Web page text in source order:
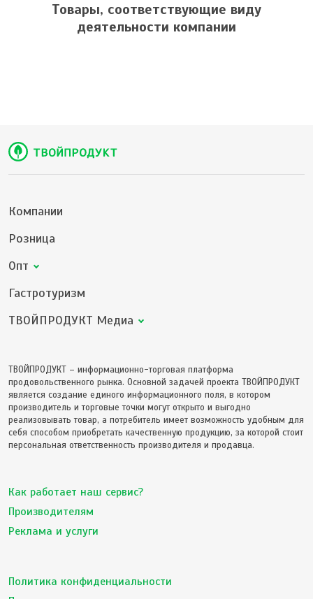
Товары, соответствующие виду
деятельности компании
Компании
Розница
Опт
Гастротуризм
ТВОЙПРОДУКТ Медиа
ТВОЙПРОДУКТ – информационно-торговая платформа
продовольственного рынка. Основной задачей проекта ТВОЙПРОДУКТ
является создание единого информационного поля, в котором
производитель и торговые точки могут открыто и выгодно
реализовывать товар, а потребитель имеет возможность удобным для
себя способом приобретать качественную продукцию, за которой стоит
персональная ответственность производителя и продавца.
Как работает наш сервис?
Производителям
Реклама и услуги
Политика конфиденциальности